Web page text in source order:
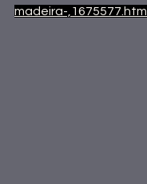
madeira-,1675577.html